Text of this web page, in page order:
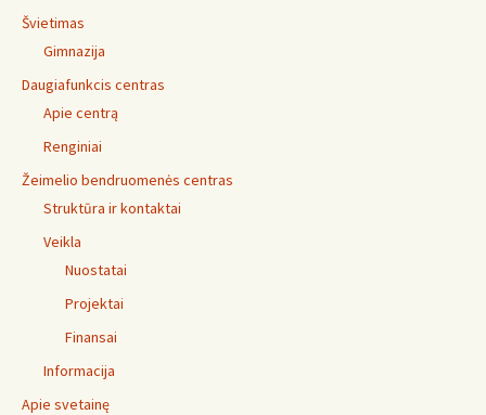
Švietimas
Gimnazija
Daugiafunkcis centras
Apie centrą
Renginiai
Žeimelio bendruomenės centras
Struktūra ir kontaktai
Veikla
Nuostatai
Projektai
Finansai
Informacija
Apie svetainę